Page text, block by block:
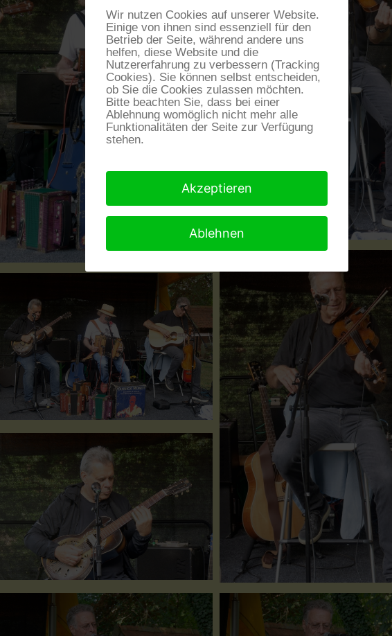
Wir nutzen Cookies auf unserer Website.
Einige von ihnen sind essenziell für den
Betrieb der Seite, während andere uns
helfen, diese Website und die
Nutzererfahrung zu verbessern (Tracking
Cookies). Sie können selbst entscheiden,
ob Sie die Cookies zulassen möchten.
Bitte beachten Sie, dass bei einer
Ablehnung womöglich nicht mehr alle
Funktionalitäten der Seite zur Verfügung
stehen.
Akzeptieren
Ablehnen